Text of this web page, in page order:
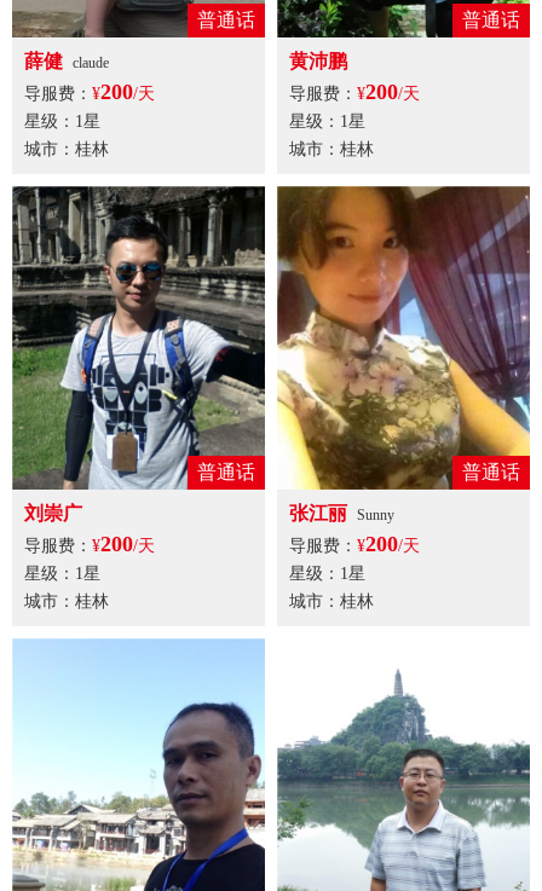
普通话
薛健 claude
导服费： ¥200/天
星级：1星
城市：桂林
普通话
黄沛鹏
导服费： ¥200/天
星级：1星
城市：桂林
普通话
刘崇广
导服费： ¥200/天
星级：1星
城市：桂林
普通话
张江丽 Sunny
导服费： ¥200/天
星级：1星
城市：桂林